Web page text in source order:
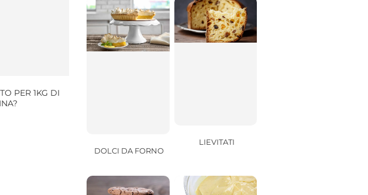
PER 1KG DI
DOLCI DA FORNO
LIEVITATI